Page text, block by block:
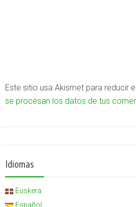
Este sitio usa Akismet para reducir
se procesan los datos de tus
Idiomas
Euskera
Español